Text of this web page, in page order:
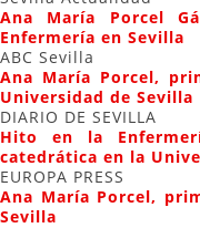
Ana María Porcel
Enfermería en Sevilla
ABC Sevilla
Ana María Porcel,
Universidad de Sevilla
DIARIO DE SEVILLA
Hito en la
catedrática en la
EUROPA PRESS
Ana María Porcel,
Sevilla